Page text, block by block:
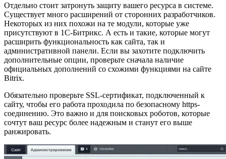
Отдельно стоит затронуть защиту вашего ресурса в системе.
Существует много расширений от сторонних разработчиков.
Некоторых из них похожи на те модули, которые уже
присутствуют в 1C-Битрикс. А есть и такие, которые могут
расширить функциональность как сайта, так и
административной панели. Если вы захотите подключить
дополнительные опции, проверьте сначала наличие
официальных дополнений со схожими функциями на сайте
Bitrix.
Обязательно проверьте SSL-сертификат, подключенный к
сайту, чтобы его работа проходила по безопасному https-
соединению. Это важно и для поисковых роботов, которые
сочтут ваш ресурс более надежным и станут его выше
ранжировать.